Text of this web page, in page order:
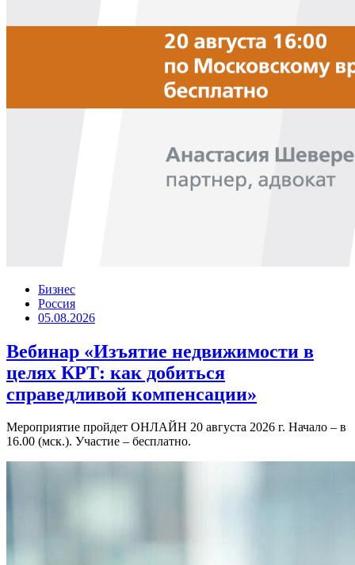
Бизнес
Россия
05.08.2026
Вебинар «Изъятие недвижимости в
целях КРТ: как добиться
справедливой компенсации»
Мероприятие пройдет ОНЛАЙН 20 августа 2026 г. Начало – в
16.00 (мск.). Участие – бесплатно.